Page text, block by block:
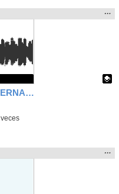
PROGRAMA 3: DÍA INTERNACIONAL DE LA TV
la
…
veces
la
…